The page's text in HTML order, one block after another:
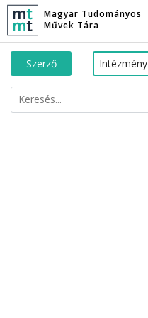
Magyar Tudományos
Művek Tára
Szerző Intézmény